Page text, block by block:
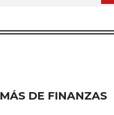
MÁS DE FINANZAS